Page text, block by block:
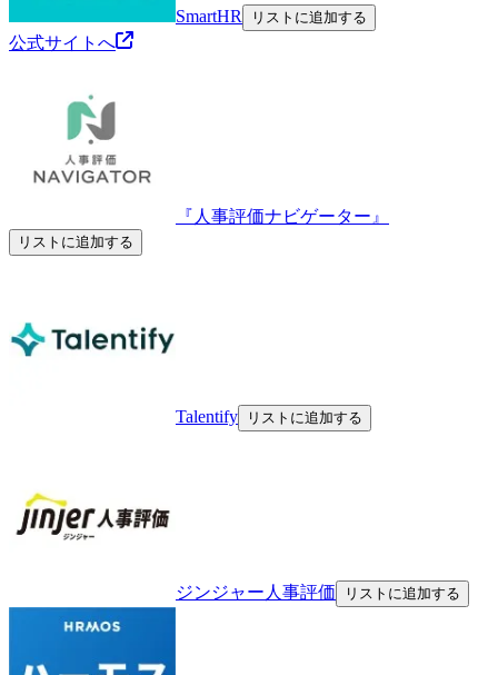
SmartHR リストに追加する
公式サイトへ
『人事評価ナビゲーター』
リストに追加する
Talentify リストに追加する
ジンジャー人事評価 リストに追加する